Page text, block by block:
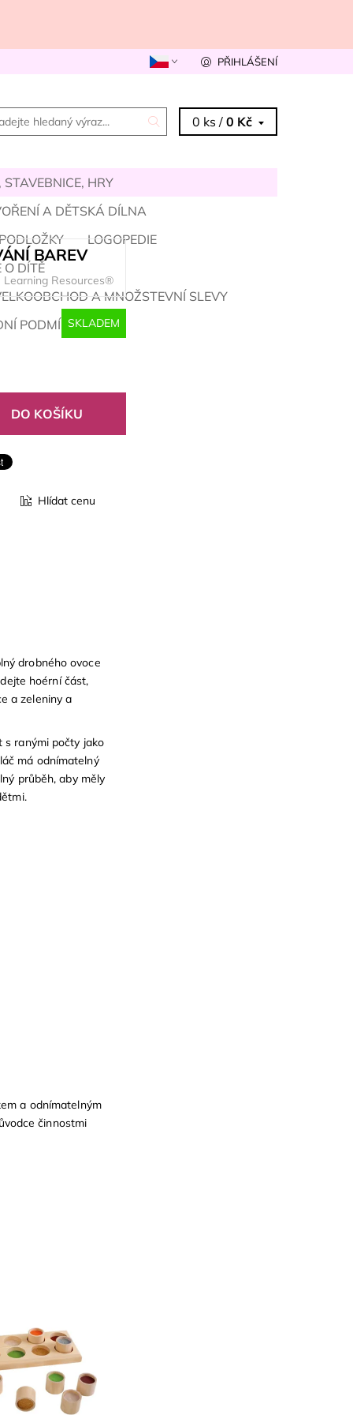
PŘIHLÁŠENÍ
0 ks /0 Kč
STAVEBNICE, HRY
A DĚTSKÁ DÍLNA
LOGOPEDIE
O DÍTĚ
A MNOŽSTEVNÍ SLEVY
PODMÍNKY
BAREV
Learning Resources®
SKLADEM
Hlídat cenu
drobného ovoce
hoérní část,
a zeleniny a
s ranými počty jako
má odnímatelný
průběh, aby měly
a odnímatelným
činnostmi